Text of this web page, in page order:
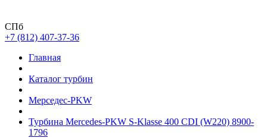
СПб
+7 (812) 407-37-36
Главная
Каталог турбин
Мерседес-PKW
Турбина Mercedes-PKW S-Klasse 400 CDI (W220) 8900-
1796